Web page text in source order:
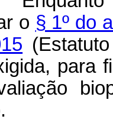
o § 1º do
para